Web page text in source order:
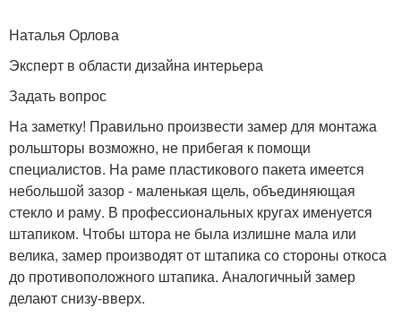
Наталья Орлова
Эксперт в области дизайна интерьера
Задать вопрос
На заметку! Правильно произвести замер для монтажа
рольшторы возможно, не прибегая к помощи
специалистов. На раме пластикового пакета имеется
небольшой зазор - маленькая щель, объединяющая
стекло и раму. В профессиональных кругах именуется
штапиком. Чтобы штора не была излишне мала или
велика, замер производят от штапика со стороны откоса
до противоположного штапика. Аналогичный замер
делают снизу-вверх.